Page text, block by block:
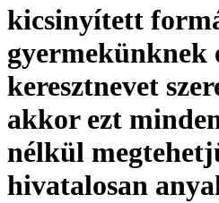
kicsinyített
gyermekünknek
keresztnevet
akkor ezt
nélkül
hivatalosan